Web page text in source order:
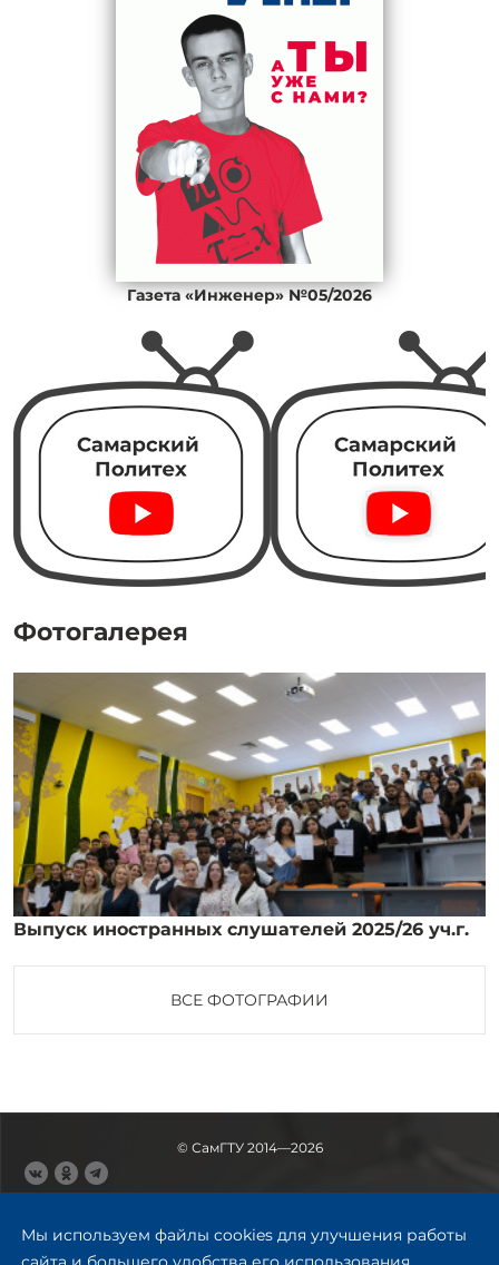
Газета «Инженер» №05/2026
Фотогалерея
Выпуск иностранных слушателей 2025/26 уч.г.
ВСЕ ФОТОГРАФИИ
Мы используем файлы cookies для улучшения работы
© СамГТУ 2014—2026
443100, Самара
Ул. Молодогвардейская, 244,
главный корпус